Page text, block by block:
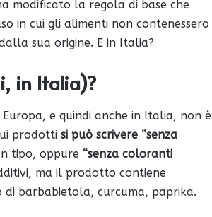
modificato la regola di base che
in cui gli alimenti non contenessero
sua origine. E in Italia?
in Italia)?
e quindi anche in Italia, non è
prodotti si può scrivere “senza
tipo, oppure “senza coloranti
ma il prodotto contiene
barbabietola, curcuma, paprika.